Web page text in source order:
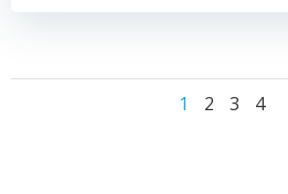
Posts
Page
1 Page
2 Page
3 4